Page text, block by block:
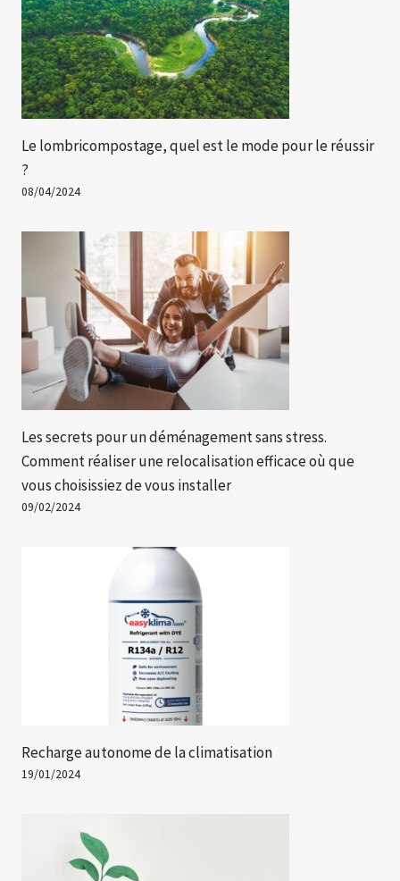
Le lombricompostage, quel est le mode pour le réussir
?
08/04/2024
Les secrets pour un déménagement sans stress.
Comment réaliser une relocalisation efficace où que
vous choisissiez de vous installer
09/02/2024
Recharge autonome de la climatisation
19/01/2024